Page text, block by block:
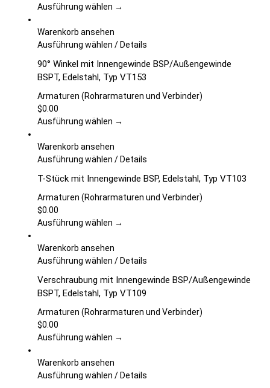
werden
auf.
können
der
Produktseite
gewählt
Ausführung wählen →
Warenkorb ansehen
Ausführung wählen Dieses
weist
mehrere
Varianten
Die
auf
Produktseite
gewählt
/Details
90° Winkel mit Innengewinde BSP/Außengewinde
BSPT, Edelstahl, Typ VT153
Armaturen (Rohrarmaturen und Verbinder)
$0.00
Ausführung wählen →
Warenkorb ansehen
Ausführung wählen Dieses
weist
mehrere
auf.
können
der
Produktseite
gewählt
/Details
T-Stück mit Innengewinde BSP, Edelstahl, Typ VT103
Armaturen (Rohrarmaturen und Verbinder)
$0.00
Ausführung wählen →
Warenkorb ansehen
Ausführung wählen Dieses
weist
mehrere
Varianten
Die
auf
/Details
Verschraubung mit Innengewinde BSP/Außengewinde
BSPT, Edelstahl, Typ VT109
Armaturen (Rohrarmaturen und Verbinder)
$0.00
Ausführung wählen →
Warenkorb ansehen
Ausführung wählen Dieses
/Details